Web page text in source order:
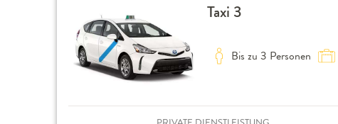
Taxi 3
Bis zu 3 Personen